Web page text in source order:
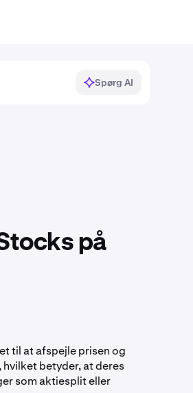
Spørg AI
på
til at afspejle prisen og
betyder, at deres
som aktiesplit eller